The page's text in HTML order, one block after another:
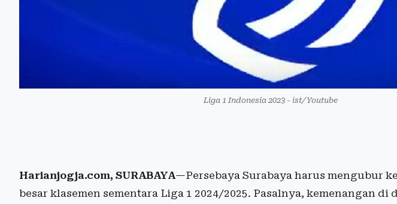
Liga 1 Indonesia 2023 - ist/Youtube
Harianjogja.com, SURABAYA—Persebaya Surabaya harus mengubur
besar klasemen sementara Liga 1 2024/2025. Pasalnya, kemenangan di